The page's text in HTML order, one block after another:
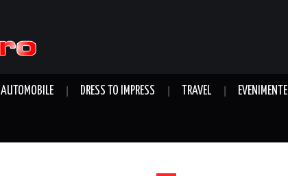
AUTOMOBILE DRESS TO IMPRESS TRAVEL EVENIMENTE